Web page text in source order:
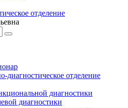
отделение
диагностическое отделение
диагностики
диагностики